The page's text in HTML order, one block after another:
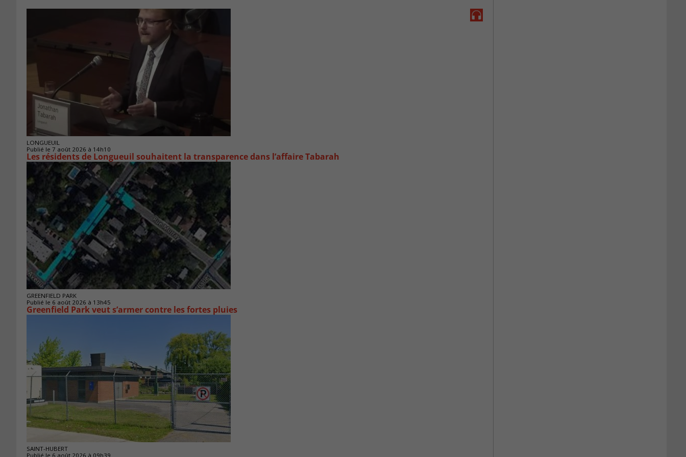
LONGUEUIL
Publié le 7 août 2026 à 14h10
Les résidents de Longueuil souhaitent la transparence dans l’affaire Tabarah
GREENFIELD PARK
Publié le 6 août 2026 à 13h45
Greenfield Park veut s’armer contre les fortes pluies
SAINT-HUBERT
Publié le 6 août 2026 à 09h39